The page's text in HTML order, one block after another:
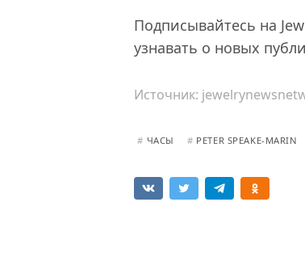
Подписывайтесь на
узнавать о новых
Источник:
# ЧАСЫ # PETER SPEAKE-MARIN